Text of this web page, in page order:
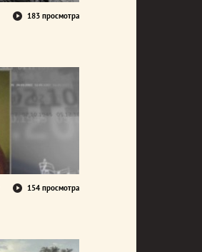
183 просмотра
154 просмотра